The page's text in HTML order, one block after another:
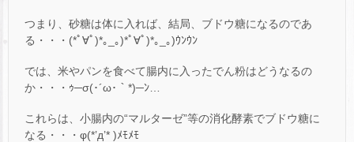
つまり、砂糖は体に入れば、結局、ブドウ糖になるのであ
る・・・(*ﾟ∀ﾟ)*｡_｡)*ﾟ∀ﾟ)*｡_｡)ｳﾝｳﾝ
では、米やパンを食べて腸内に入ったでん粉はどうなるの
か・・・ｩ─σ(･´ω･｀*)─ﾝ…
これらは、小腸内の“マルターゼ”等の消化酵素でブドウ糖に
なる・・・φ(*’д’* )ﾒﾓﾒﾓ